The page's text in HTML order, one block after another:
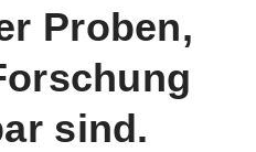
Proben,
sind.